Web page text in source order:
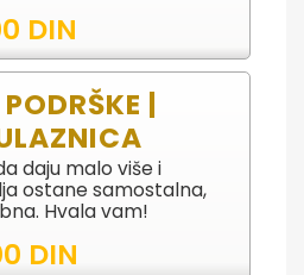
DIN
|
daju malo više i
ostane samostalna,
Hvala vam!
DIN